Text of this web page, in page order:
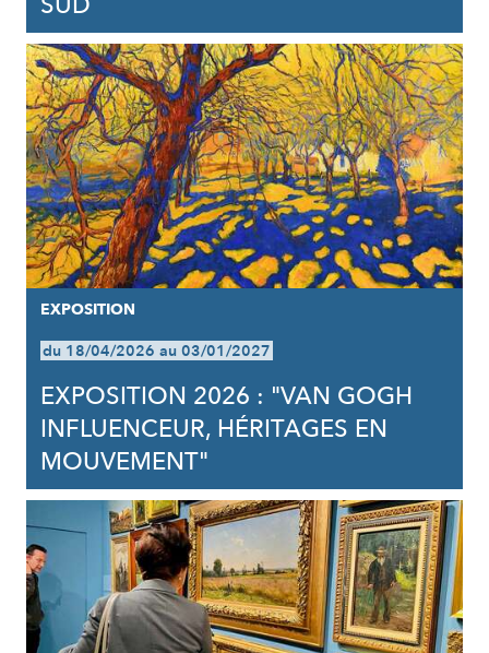
EXPOSITION
du 18/04/2026 au 03/01/2027
EXPOSITION 2026 : "VAN GOGH
INFLUENCEUR, HÉRITAGES EN
MOUVEMENT"